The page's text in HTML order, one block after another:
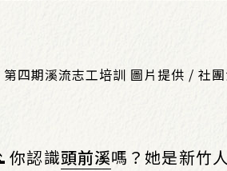
第四期溪流志工培訓 圖片提供 / 社
你認識頭前溪嗎？她是新竹